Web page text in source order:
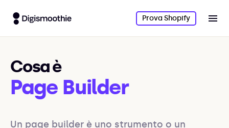
Prova Shopify
Cosa è
Page Builder
Un page builder è uno strumento o un